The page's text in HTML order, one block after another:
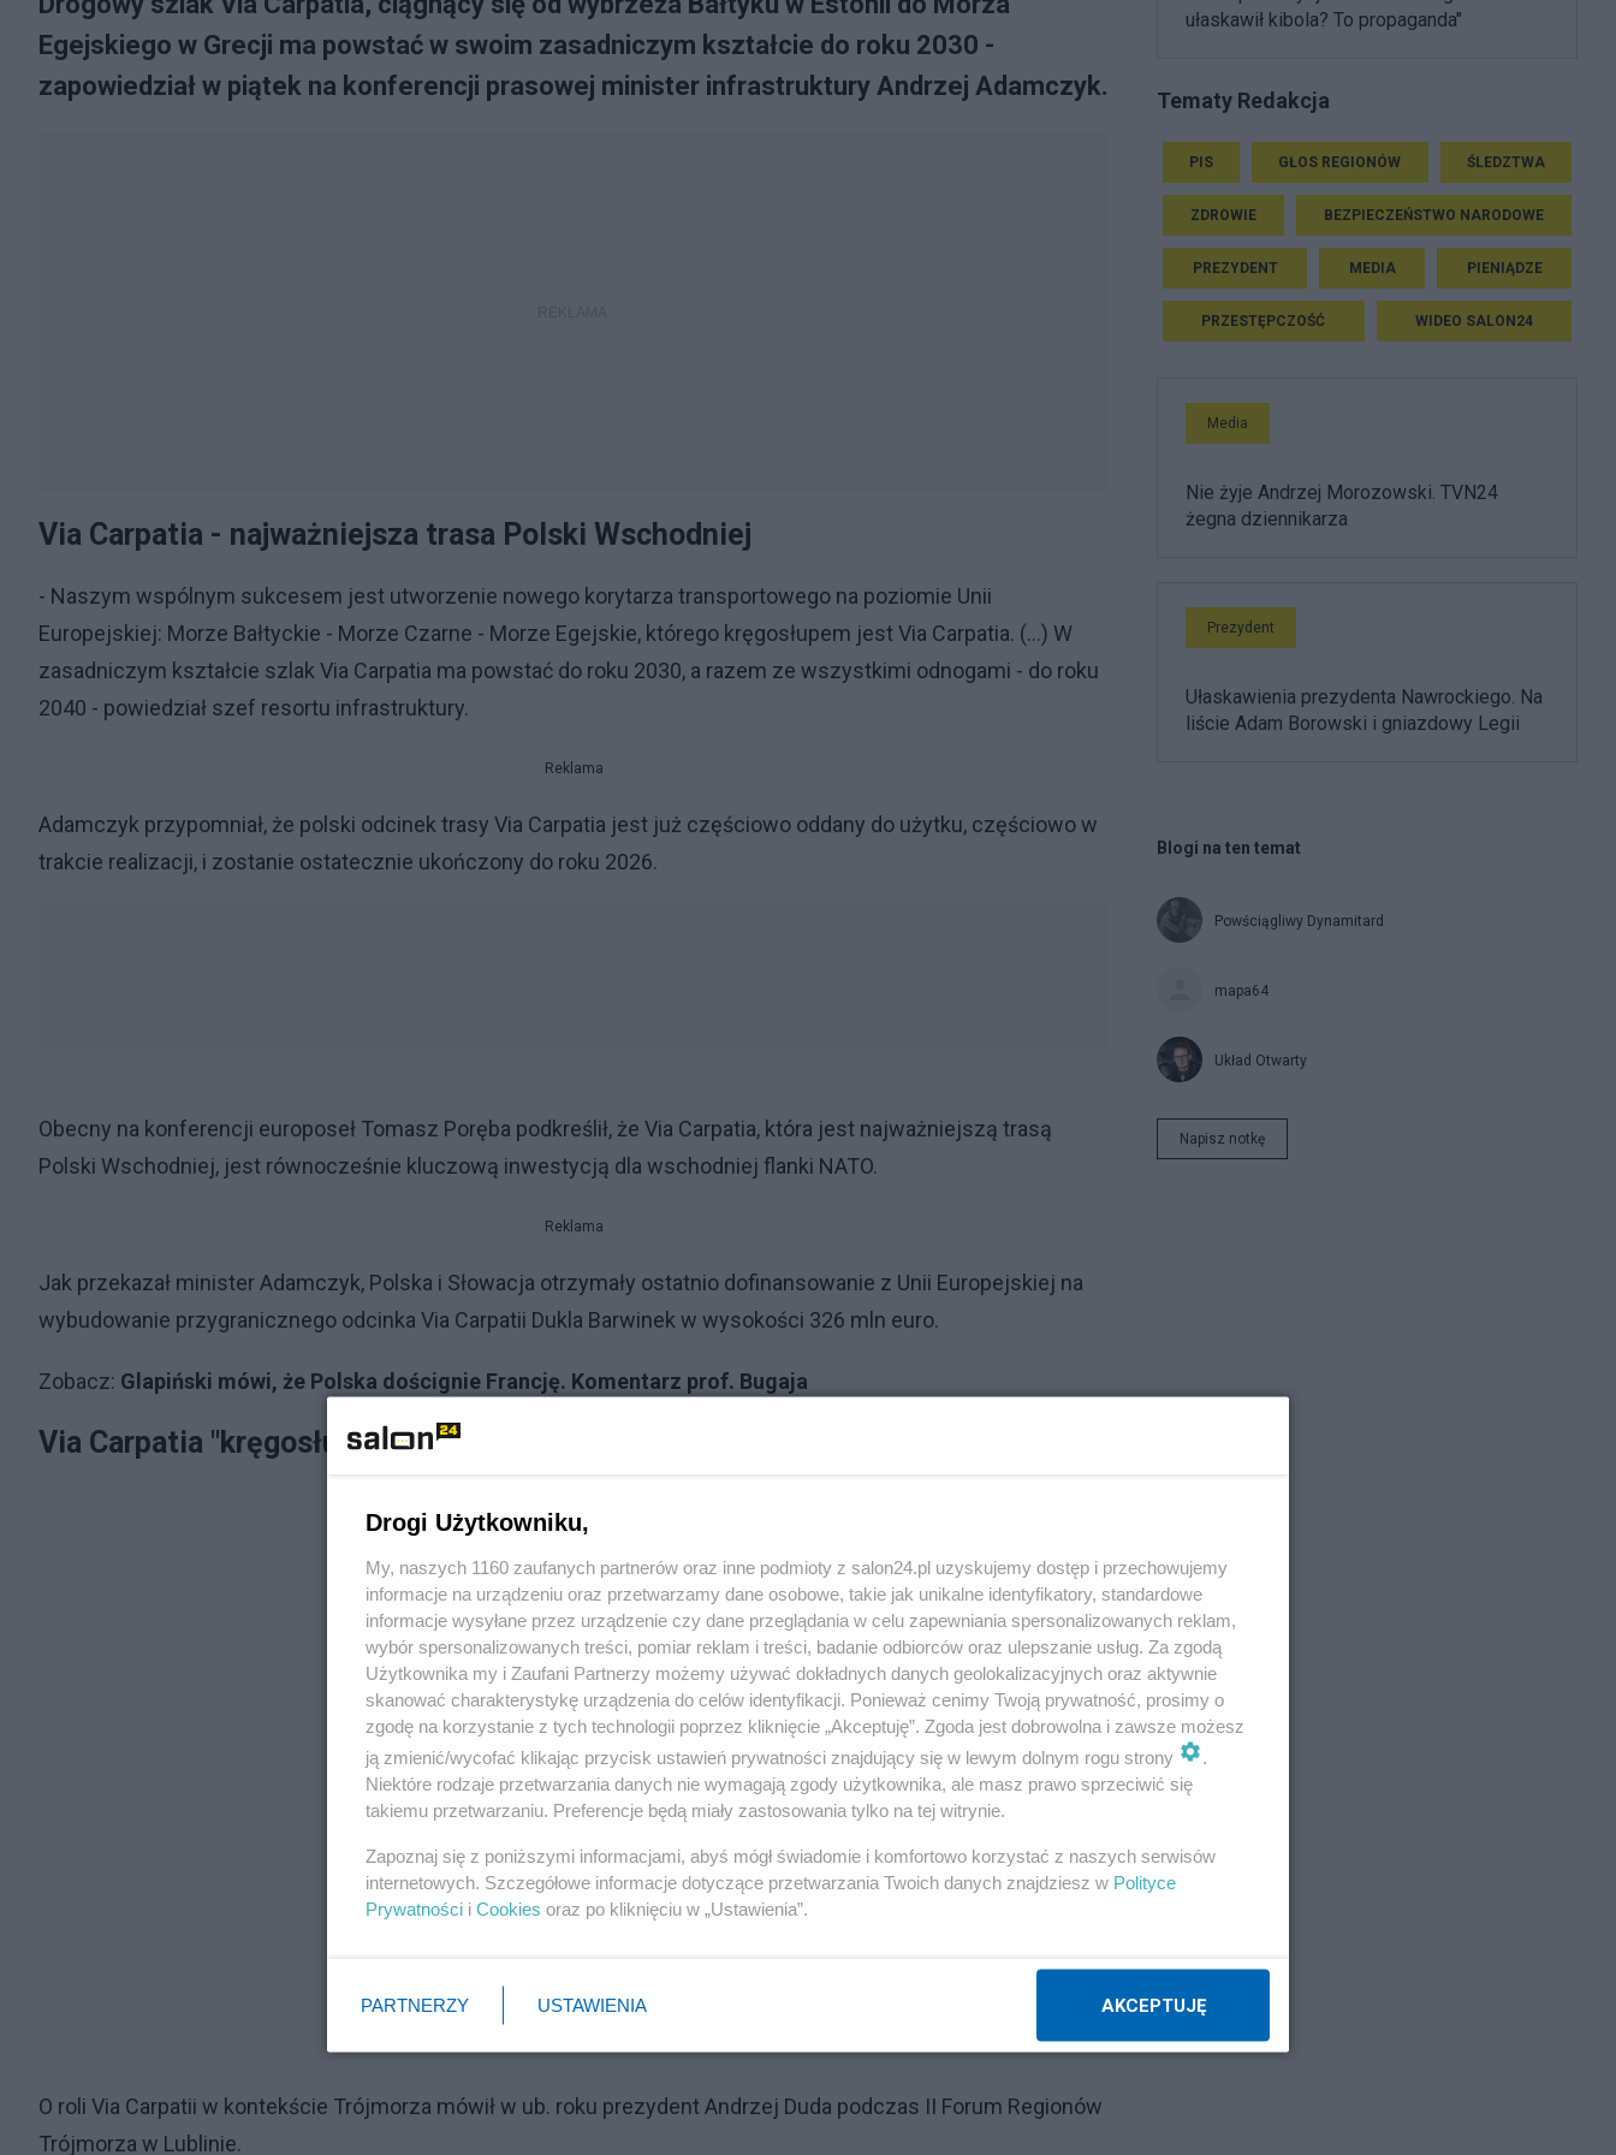
Egejskiego w Grecji ma powstać w swoim zasadniczym kształcie do roku 2030 -
zapowiedział w piątek na konferencji prasowej minister infrastruktury Andrzej Adamczyk.
Via Carpatia - najważniejsza trasa Polski Wschodniej
- Naszym wspólnym sukcesem jest utworzenie nowego korytarza transportowego na poziomie Unii
Europejskiej: Morze Bałtyckie - Morze Czarne - Morze Egejskie, którego kręgosłupem jest Via Carpatia. (...) W
zasadniczym kształcie szlak Via Carpatia ma powstać do roku 2030, a razem ze wszystkimi odnogami - do roku
2040 - powiedział szef resortu infrastruktury.
Reklama
Adamczyk przypomniał, że polski odcinek trasy Via Carpatia jest już częściowo oddany do użytku, częściowo w
trakcie realizacji, i zostanie ostatecznie ukończony do roku 2026.
Obecny na konferencji europoseł Tomasz Poręba podkreślił, że Via Carpatia, która jest najważniejszą trasą
Polski Wschodniej, jest równocześnie kluczową inwestycją dla wschodniej flanki NATO.
Reklama
Jak przekazał minister Adamczyk, Polska i Słowacja otrzymały ostatnio dofinansowanie z Unii Europejskiej na
wybudowanie przygranicznego odcinka Via Carpatii Dukla Barwinek w wysokości 326 mln euro.
Zobacz: Glapiński mówi, że Polska doścignie Francję. Komentarz prof. Bugaja
Via Carpatia "kręgosłupem Trójmorza"
O roli Via Carpatii w kontekście Trójmorza mówił w ub. roku prezydent Andrzej Duda podczas II Forum Regionów
Trójmorza w Lublinie.
ułaskawił kibola? To propaganda"
Tematy Redakcja
PIS GŁOS REGIONÓW ŚLEDZTWA
ZDROWIE BEZPIECZEŃSTWO NARODOWE
PREZYDENT MEDIA PIENIĄDZE
PRZESTĘPCZOŚĆ WIDEO SALON24
Media
Nie żyje Andrzej Morozowski. TVN24
żegna dziennikarza
Prezydent
Ułaskawienia prezydenta Nawrockiego. Na
liście Adam Borowski i gniazdowy Legii
Blogi na ten temat
Powściągliwy Dynamitard
mapa64
Układ Otwarty
Napisz notkę
Drogi Użytkowniku,
My, naszych 1160 zaufanych partnerów oraz inne podmioty z salon24.pl uzyskujemy dostęp i przechowujemy
informacje na urządzeniu oraz przetwarzamy dane osobowe, takie jak unikalne identyfikatory, standardowe
informacje wysyłane przez urządzenie czy dane przeglądania w celu zapewniania spersonalizowanych reklam,
wybór spersonalizowanych treści, pomiar reklam i treści, badanie odbiorców oraz ulepszanie usług. Za zgodą
Użytkownika my i Zaufani Partnerzy możemy używać dokładnych danych geolokalizacyjnych oraz aktywnie
skanować charakterystykę urządzenia do celów identyfikacji. Ponieważ cenimy Twoją prywatność, prosimy o
zgodę na korzystanie z tych technologii poprzez kliknięcie „Akceptuję”. Zgoda jest dobrowolna i zawsze możesz
ją zmienić/wycofać klikając przycisk ustawień prywatności znajdujący się w lewym dolnym rogu strony
.
Niektóre rodzaje przetwarzania danych nie wymagają zgody użytkownika, ale masz prawo sprzeciwić się
takiemu przetwarzaniu. Preferencje będą miały zastosowania tylko na tej witrynie.
Zapoznaj się z poniższymi informacjami, abyś mógł świadomie i komfortowo korzystać z naszych serwisów
internetowych. Szczegółowe informacje dotyczące przetwarzania Twoich danych znajdziesz w Polityce
Prywatności i Cookies oraz po kliknięciu w „Ustawienia”.
PARTNERZY USTAWIENIA AKCEPTUJĘ